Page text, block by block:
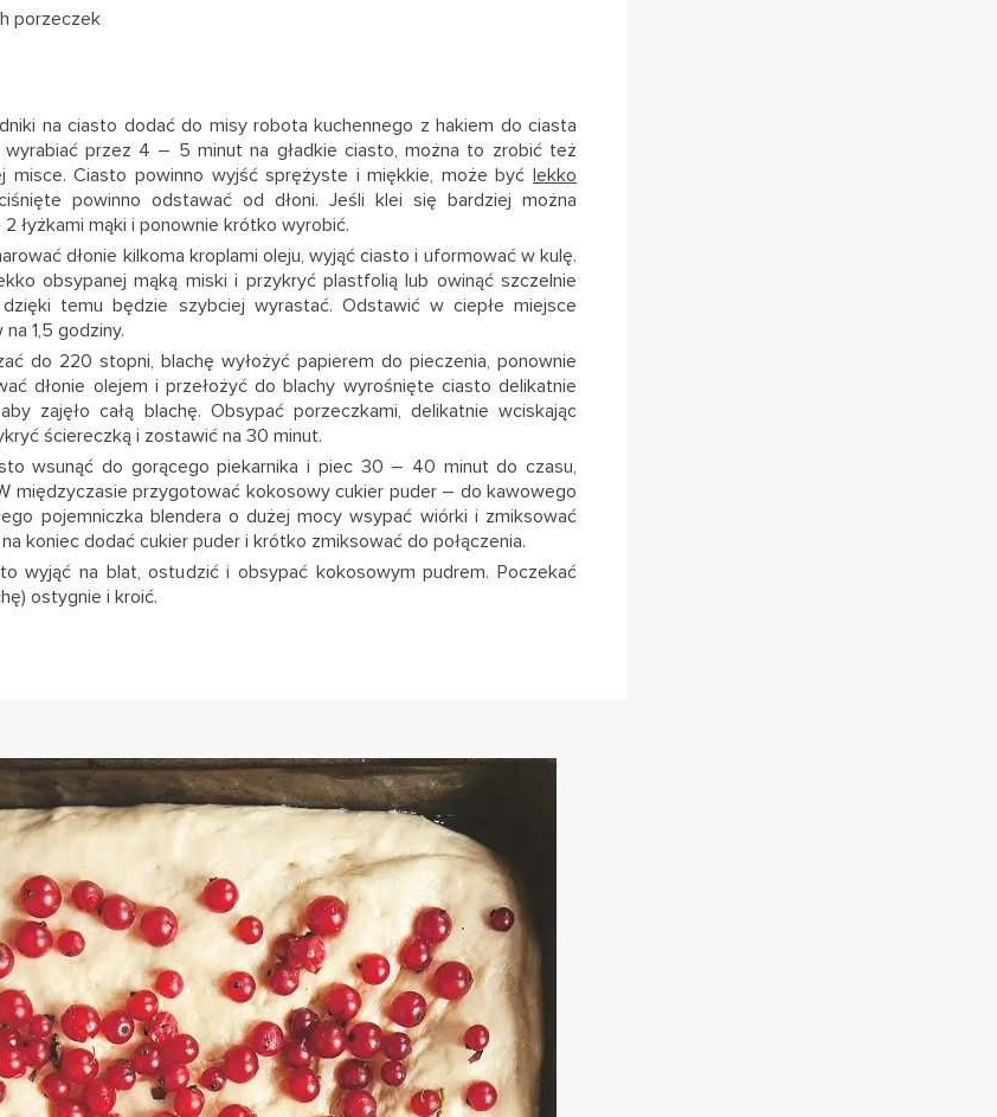
porzeczek
na ciasto dodać do misy robota kuchennego z hakiem do ciasta
przez 4 – 5 minut na gładkie ciasto, można to zrobić też
misce. Ciasto powinno wyjść sprężyste i miękkie, może być lekko
powinno odstawać od dłoni. Jeśli klei się bardziej można
łyżkami mąki i ponownie krótko wyrobić.
dłonie kilkoma kroplami oleju, wyjąć ciasto i uformować w kulę.
obsypanej mąką miski i przykryć plastfolią lub owinąć szczelnie
temu będzie szybciej wyrastać. Odstawić w ciepłe miejsce
1,5 godziny.
do 220 stopni, blachę wyłożyć papierem do pieczenia, ponownie
dłonie olejem i przełożyć do blachy wyrośnięte ciasto delikatnie
zajęło całą blachę. Obsypać porzeczkami, delikatnie wciskając
ściereczką i zostawić na 30 minut.
wsunąć do gorącego piekarnika i piec 30 – 40 minut do czasu,
międzyczasie przygotować kokosowy cukier puder – do kawowego
pojemniczka blendera o dużej mocy wsypać wiórki i zmiksować
koniec dodać cukier puder i krótko zmiksować do połączenia.
wyjąć na blat, ostudzić i obsypać kokosowym pudrem. Poczekać
ostygnie i kroić.